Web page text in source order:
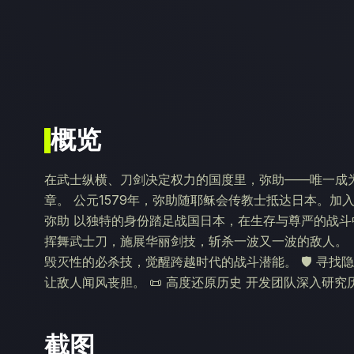
概览
在武士纵横、刀剑决定权力的国度里，弥助——唯一
章。 公元1579年，弥助随耶稣会传教士抵达日本。
弥助 以独特的身份踏足战国日本，在生存与尊严的战
挥舞武士刀，施展华丽剑技，斩杀一波又一波的敌人
毁灭性的必杀技，觉醒跨越时代的战斗潜能。 🛡️ 寻找
让敌人闻风丧胆。 📜 高度还原历史 开发团队深入研
截图